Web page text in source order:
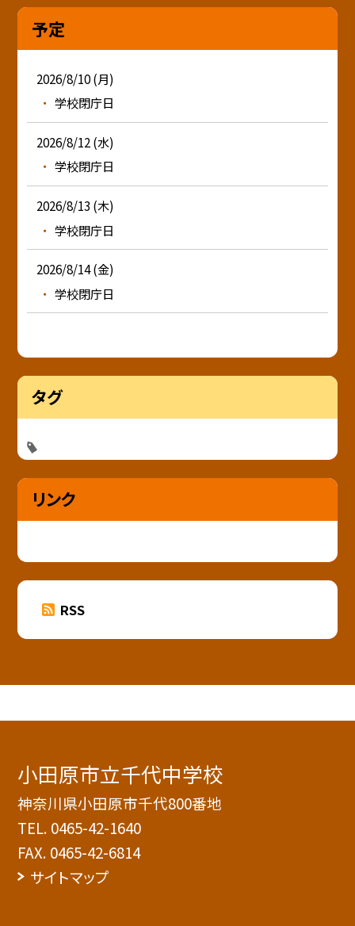
予定
2026/8/10 (月)
学校閉庁日
2026/8/12 (水)
学校閉庁日
2026/8/13 (木)
学校閉庁日
2026/8/14 (金)
学校閉庁日
タグ
リンク
RSS
小田原市立千代中学校
神奈川県小田原市千代800番地
TEL. 0465-42-1640
FAX. 0465-42-6814
サイトマップ